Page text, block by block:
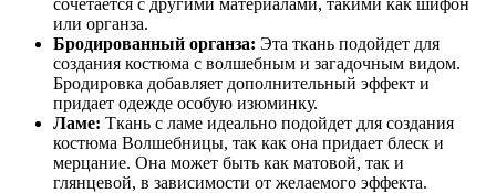
или органза.
Бродированный органза: Эта ткань подойдет для
создания костюма с волшебным и загадочным видом.
Бродировка добавляет дополнительный эффект и
придает одежде особую изюминку.
Ламе: Ткань с ламе идеально подойдет для создания
костюма Волшебницы, так как она придает блеск и
мерцание. Она может быть как матовой, так и
глянцевой, в зависимости от желаемого эффекта.